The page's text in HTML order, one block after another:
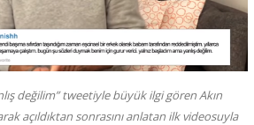
değilim” tweetiyle büyük ilgi gören Akın
açıldıktan sonrasını anlatan ilk videosuyla